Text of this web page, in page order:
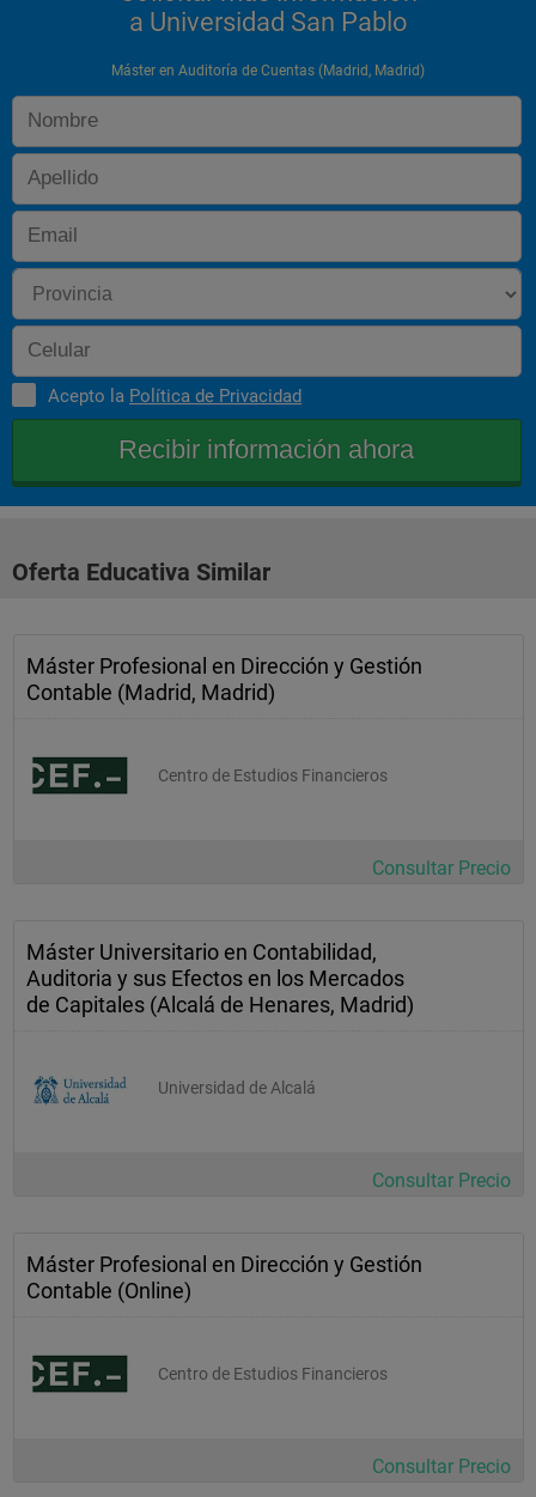
a Universidad San Pablo
Máster en Auditoría de Cuentas (Madrid, Madrid)
Acepto la Política de Privacidad
Oferta Educativa Similar
Máster Profesional en Dirección y Gestión
Contable (Madrid, Madrid)
Centro de Estudios Financieros
Consultar Precio
Máster Universitario en Contabilidad,
Auditoria y sus Efectos en los Mercados
de Capitales (Alcalá de Henares, Madrid)
Universidad de Alcalá
Consultar Precio
Máster Profesional en Dirección y Gestión
Contable (Online)
Centro de Estudios Financieros
Consultar Precio